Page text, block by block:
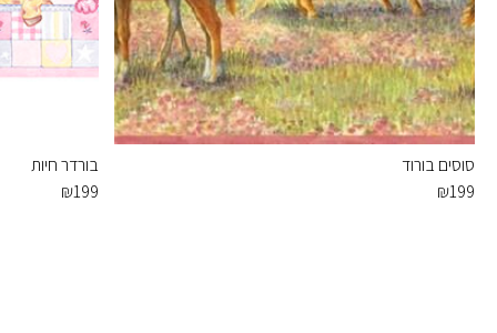
סוסים בורוד
₪199
בורדר חיות
₪199